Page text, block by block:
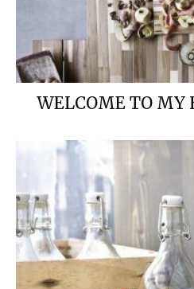
WELCOME TO MY